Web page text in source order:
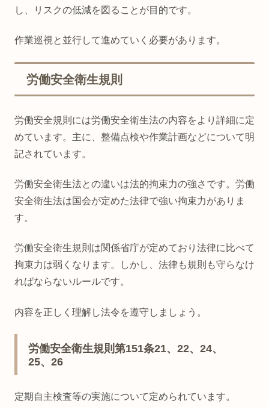
し、リスクの低減を図ることが目的です。
作業巡視と並行して進めていく必要があります。
労働安全衛生規則
労働安全規則には労働安全衛生法の内容をより詳細に定
めています。主に、整備点検や作業計画などについて明
記されています。
労働安全衛生法との違いは法的拘束力の強さです。労働
安全衛生法は国会が定めた法律で強い拘束力がありま
す。
労働安全衛生規則は関係省庁が定めており法律に比べて
拘束力は弱くなります。しかし、法律も規則も守らなけ
ればならないルールです。
内容を正しく理解し法令を遵守しましょう。
労働安全衛生規則第151条21、22、24、
25、26
定期自主検査等の実施について定められています。